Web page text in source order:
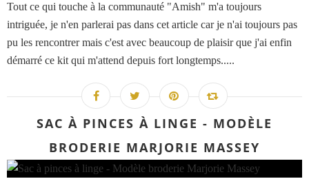
Tout ce qui touche à la communauté "Amish" m'a toujours
intriguée, je n'en parlerai pas dans cet article car je n'ai toujours pas
pu les rencontrer mais c'est avec beaucoup de plaisir que j'ai enfin
démarré ce kit qui m'attend depuis fort longtemps.....
SAC À PINCES À LINGE - MODÈLE
BRODERIE MARJORIE MASSEY